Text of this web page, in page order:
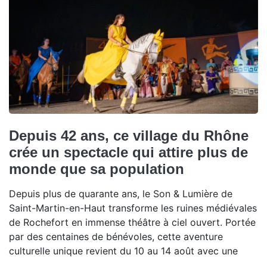
Depuis 42 ans, ce village du Rhône
crée un spectacle qui attire plus de
monde que sa population
Depuis plus de quarante ans, le Son & Lumière de
Saint-Martin-en-Haut transforme les ruines médiévales
de Rochefort en immense théâtre à ciel ouvert. Portée
par des centaines de bénévoles, cette aventure
culturelle unique revient du 10 au 14 août avec une